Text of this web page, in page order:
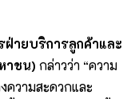
ายบริการลูกค้าและ
าชน) กล่าวว่า “ความ
ความสะดวกและ